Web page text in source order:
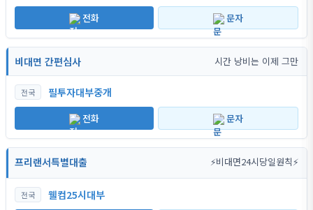
전화 문자
비대면 간편심사 시간 낭비는 이제 그만
전국 필투자대부중개
전화 문자
프리랜서특별대출 ⚡비대면24시당일원칙⚡
전국 웰컴25시대부